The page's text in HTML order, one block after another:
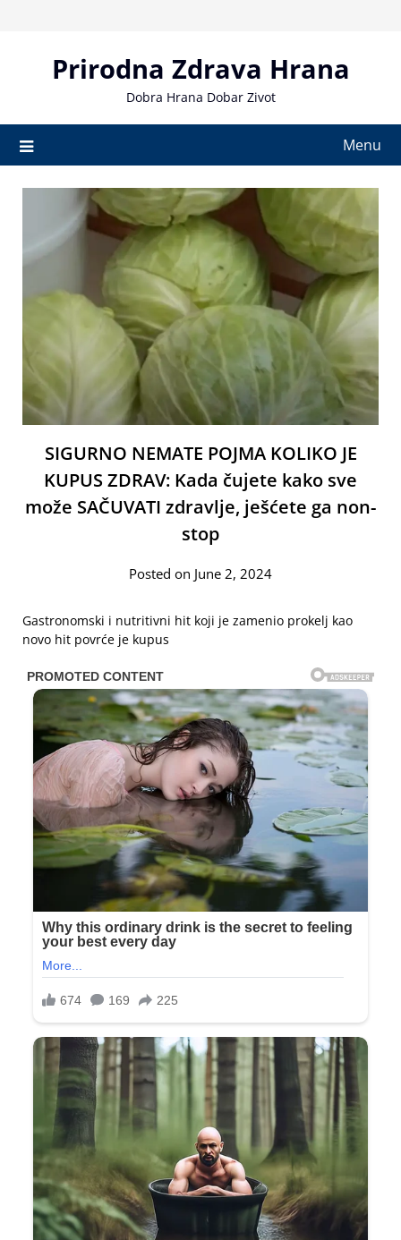
Prirodna Zdrava Hrana
Dobra Hrana Dobar Zivot
Menu
SIGURNO NEMATE POJMA KOLIKO JE
KUPUS ZDRAV: Kada čujete kako sve
može SAČUVATI zdravlje, ješćete ga non-
stop
Posted on June 2, 2024
Gastronomski i nutritivni hit koji je zamenio prokelj kao
novo hit povrće je kupus